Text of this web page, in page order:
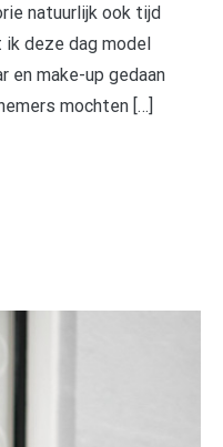
natuurlijk ook tijd
ik deze dag model
en make-up gedaan
mochten […]